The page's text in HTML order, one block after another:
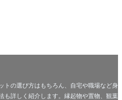
トの選び方はもちろん、自宅や職場など身
も詳しく紹介します。縁起物や置物、観葉